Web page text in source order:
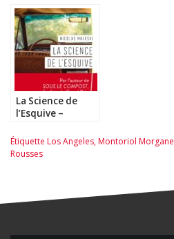
La Science de
l’Esquive –
Étiquette Los Angeles,Montoriol Morgane
Rousses